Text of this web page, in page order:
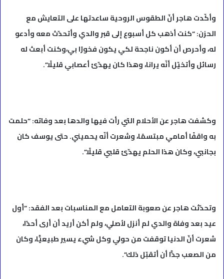
وأكّدت هاجر أنّ الطقوس الروحية ساعدتها على التعايش مع
الحزن: “كنت أذهب كل أسبوع إلى قبر والدي وأتحدّث معه وأدعو
له، وأحرص أن أكون ناجحة لكي يكون فخورًا بي،وكنت أبعث له
رسائل وأتخيّل أنّه يرانا، وهذا كان يهدّئ أعصابي قليلًا”.
وكشفت هاجر عن الأحلام التي رأت فيها والدها بعد وفاته: “حلمت
به واقفًا أمامي مبتسمًا، وشعرت أنّه يحميني. حتى يوسف كان
بجانبي، وكان هذا الحلم يهدّئ قلبي قليلًا”.
وتحدّثت هاجر عن صعوبة التعامل مع المناسبات بعد الفقد: “أول
عيد بعد وفاة والدي لم أنزل لأصلي، ولم أكن أريد أن أرى أحدًا،
شعرت أنّ الدنيا توقفت من حولي وكل شيء يسير طبيعيًّا، وكان
من الصعب جدًّا أن أتقبّل ذلك”.